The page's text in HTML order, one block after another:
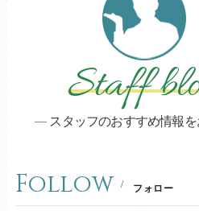
Staff
スタッフのおすすめ情報を
Follow フォロー